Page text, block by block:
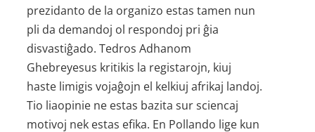
prezidanto de la organizo estas tamen nun
pli da demandoj ol respondoj pri ĝia
disvastiĝado. Tedros Adhanom
Ghebreyesus kritikis la registarojn, kiuj
haste limigis vojaĝojn el kelkiuj afrikaj landoj.
Tio liaopinie ne estas bazita sur sciencaj
motivoj nek estas efika. En Pollando lige kun